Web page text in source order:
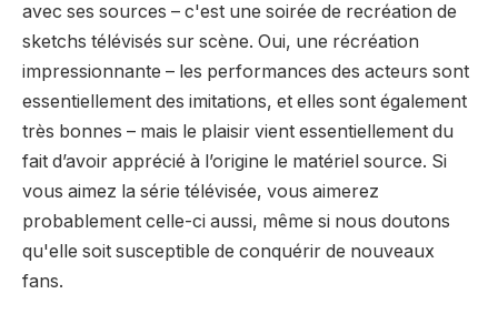
avec ses sources – c'est une soirée de recréation de
sketchs télévisés sur scène. Oui, une récréation
impressionnante – les performances des acteurs sont
essentiellement des imitations, et elles sont également
très bonnes – mais le plaisir vient essentiellement du
fait d’avoir apprécié à l’origine le matériel source. Si
vous aimez la série télévisée, vous aimerez
probablement celle-ci aussi, même si nous doutons
qu'elle soit susceptible de conquérir de nouveaux
fans.